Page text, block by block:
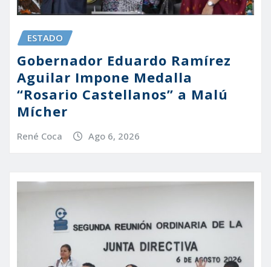
ESTADO
Gobernador Eduardo Ramírez
Aguilar Impone Medalla
“Rosario Castellanos” a Malú
Mícher
René Coca Ago 6, 2026